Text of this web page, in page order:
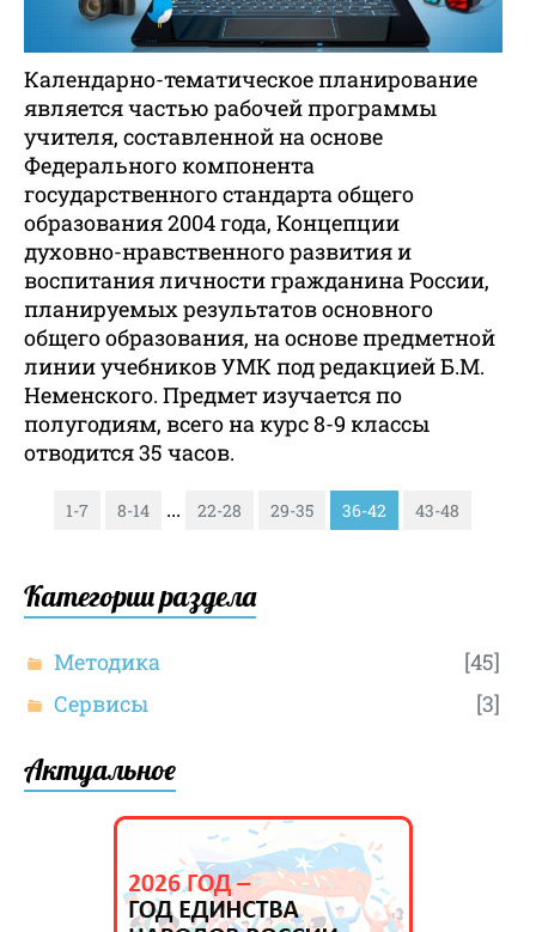
Календарно-тематическое планирование
является частью рабочей программы
учителя, составленной на основе
Федерального компонента
государственного стандарта общего
образования 2004 года, Концепции
духовно-нравственного развития и
воспитания личности гражданина России,
планируемых результатов основного
общего образования, на основе предметной
линии учебников УМК под редакцией Б.М.
Неменского. Предмет изучается по
полугодиям, всего на курс 8-9 классы
отводится 35 часов.
1-7 8-14 ... 22-28 29-35 36-42 43-48
Категории раздела
Методика
[45]
Сервисы
[3]
Актуальное